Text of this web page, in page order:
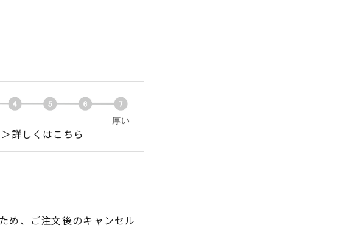
詳しくはこちら
め、ご注文後のキャンセル